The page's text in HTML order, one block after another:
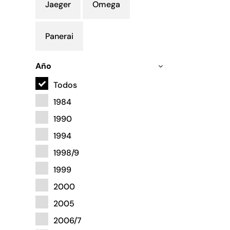
Jaeger Omega
Panerai
Año
Todos
1984
1990
1994
1998/9
1999
2000
2005
2006/7